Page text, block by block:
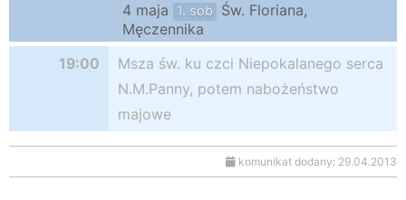
4 maja 1. sob
Św. Floriana,
Męczennika
19:00
Msza św. ku czci Niepokalanego serca
N.M.Panny, potem nabożeństwo
majowe
komunikat dodany: 29.04.2013